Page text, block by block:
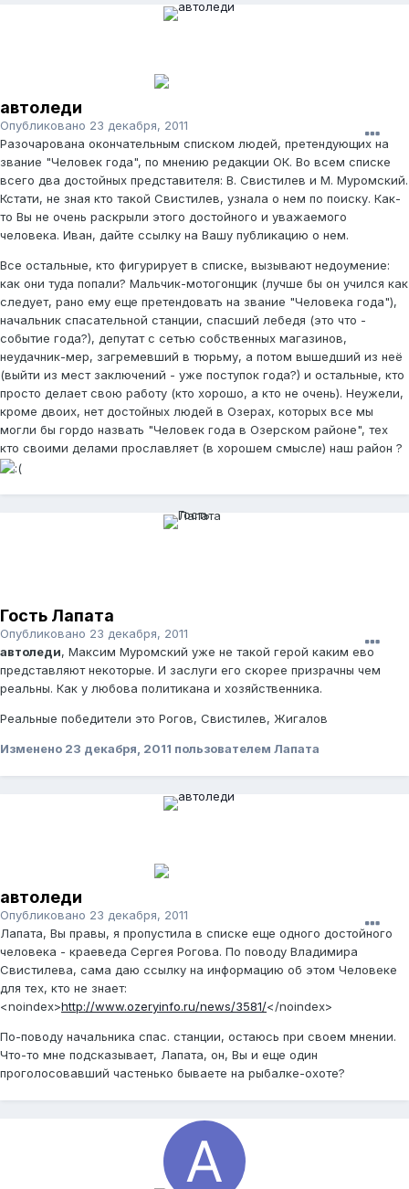
автоледи
Опубликовано 23 декабря, 2011
Разочарована окончательным списком людей, претендующих на
звание "Человек года", по мнению редакции ОК. Во всем списке
всего два достойных представителя: В. Свистилев и М. Муромский.
Кстати, не зная кто такой Свистилев, узнала о нем по поиску. Как-
то Вы не очень раскрыли этого достойного и уважаемого
человека. Иван, дайте ссылку на Вашу публикацию о нем.
Все остальные, кто фигурирует в списке, вызывают недоумение:
как они туда попали? Мальчик-мотогонщик (лучше бы он учился как
следует, рано ему еще претендовать на звание "Человека года"),
начальник спасательной станции, спасший лебедя (это что -
событие года?), депутат с сетью собственных магазинов,
неудачник-мер, загремевший в тюрьму, а потом вышедший из неё
(выйти из мест заключений - уже поступок года?) и остальные, кто
просто делает свою работу (кто хорошо, а кто не очень). Неужели,
кроме двоих, нет достойных людей в Озерах, которых все мы
могли бы гордо назвать "Человек года в Озерском районе", тех
кто своими делами прославляет (в хорошем смысле) наш район ?
Гость Лапата
Опубликовано 23 декабря, 2011
автоледи, Максим Муромский уже не такой герой каким ево
представляют некоторые. И заслуги его скорее призрачны чем
реальны. Как у любова политикана и хозяйственника.
Реальные победители это Рогов, Свистилев, Жигалов
Изменено 23 декабря, 2011 пользователем Лапата
автоледи
Опубликовано 23 декабря, 2011
Лапата, Вы правы, я пропустила в списке еще одного достойного
человека - краеведа Сергея Рогова. По поводу Владимира
Свистилева, сама даю ссылку на информацию об этом Человеке
для тех, кто не знает:
<noindex>http://www.ozeryinfo.ru/news/3581/</noindex>
По-поводу начальника спас. станции, остаюсь при своем мнении.
Что-то мне подсказывает, Лапата, он, Вы и еще один
проголосовавший частенько бываете на рыбалке-охоте?